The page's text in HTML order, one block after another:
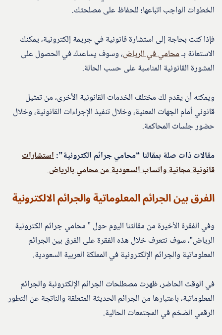
الخطوات الواجب اتباعها؛ للحفاظ على مصلحتك.
فإذا كنت بحاجة إلى استشارة قانونية في جريمة إلكترونية، يمكنك
الاستعانة بـمحامي في الرياض، وسوف يساعدك في الحصول على
المشورة القانونية المناسبة على حسب الحالة.
ويمكنه أن يقدم لك مختلف الخدمات القانونية الأخرى، من تمثيل
قانوني أمام الجهات المعنية، وخلال تنفيذ الإجراءات القانونية، وخلال
حضور جلسات المحاكمة.
مقالات ذات صلة بمقالنا “محامي جرائم الكترونية”:استشارات
قانونية مجانية واتساب السعودية من محامي بالرياض
الفرق بين الجرائم المعلوماتية والجرائم الالكترونية
وفي الفقرة الأخيرة من مقالتنا اليوم حول ” محامي جرائم الكترونية
الرياض”، سوف نتعرف خلال هذه الفقرة على الفرق بين الجرائم
المعلوماتية والجرائم الإلكترونية في المملكة العربية السعودية.
في الوقت الحاضر، ظهرت مصطلحات الجرائم الإلكترونبة والجرائم
المعلوماتبة، باعتبارها من الجرائم الحديثة المتعلقة والناتجة عن التطور
الرقمي الضخم في المجتمعات الحالية.